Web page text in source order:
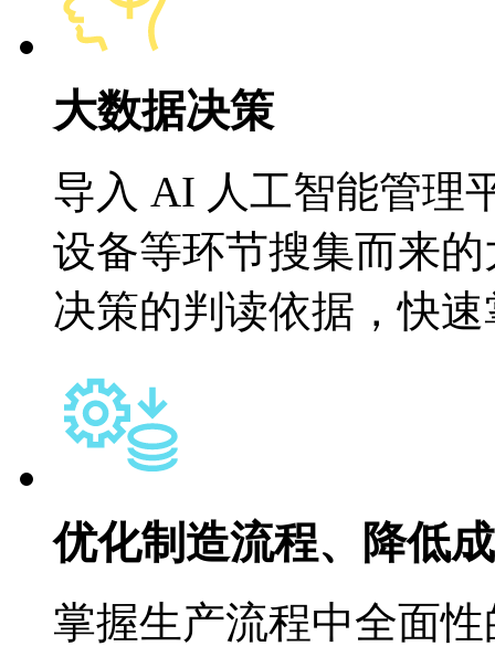
大数据决策
导入 AI 人工智能管理
设备等环节搜集而来
决策的判读依据，快
优化制造流程、降低
掌握生产流程中全面